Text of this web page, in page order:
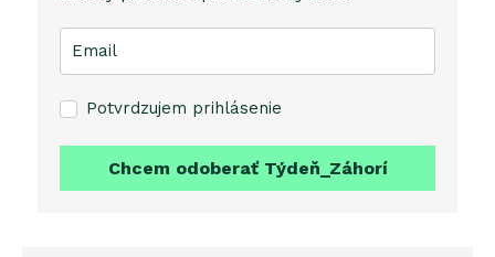
Potvrdzujem prihlásenie
Chcem odoberať Týdeň_Záhorí